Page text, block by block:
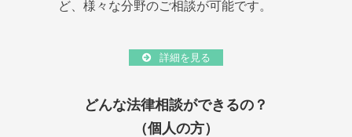
ど、様々な分野のご相談が可能です。
詳細を見る
どんな法律相談ができるの？
（個人の方）